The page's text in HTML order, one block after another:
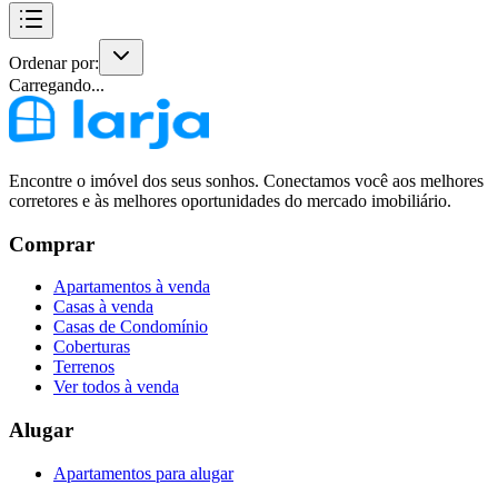
Ordenar por:
Carregando...
Encontre o imóvel dos seus sonhos. Conectamos você aos melhores
corretores e às melhores oportunidades do mercado imobiliário.
Comprar
Apartamentos à venda
Casas à venda
Casas de Condomínio
Coberturas
Terrenos
Ver todos à venda
Alugar
Apartamentos para alugar